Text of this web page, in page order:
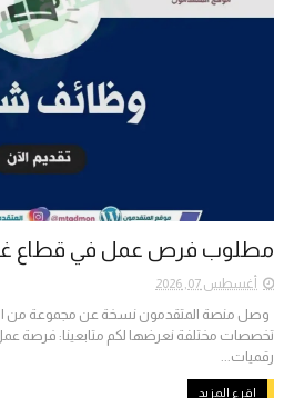
مطلوب فرص عمل في قطاع
أغسطس 07, 2026
وصل منصة المتقدمون نسخة عن مجموعة من
تخصصات مختلفة نعرضها لكم متابعينا: فرصة
رقميات...
اقرء المزيد